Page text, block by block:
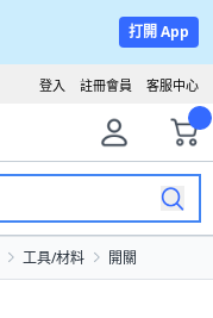
打開 App
客服中心
註冊會員
登入
工具/材料 開關